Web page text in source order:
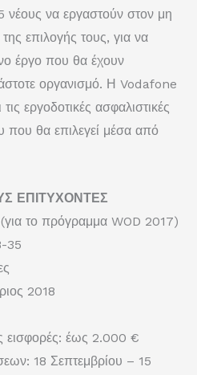
νέους να εργαστούν στον μη
επιλογής τους, για να
έργο που θα έχουν
οργανισμό. Η Vodafone
εργοδοτικές ασφαλιστικές
που θα επιλεγεί μέσα από
ΕΠΙΤΥΧΟΝΤΕΣ
το πρόγραμμα WOD 2017)
35
2018
εισφορές: έως 2.000 €
18 Σεπτεμβρίου – 15